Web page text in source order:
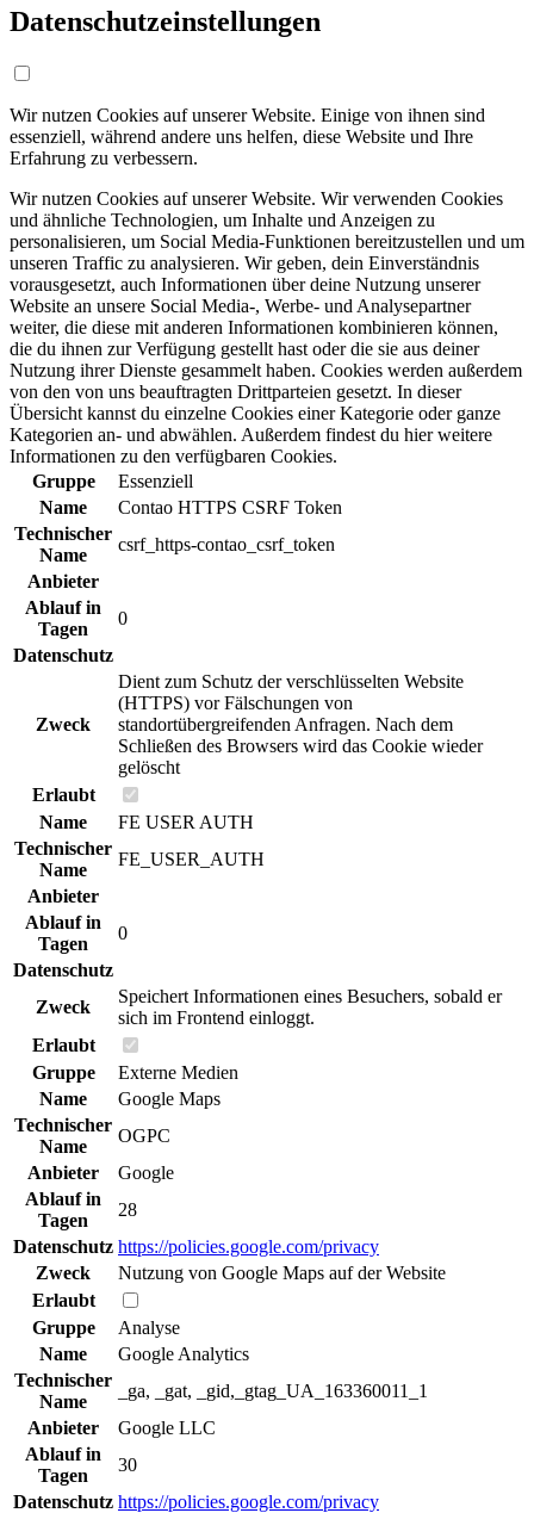
Datenschutzeinstellungen
Wir nutzen Cookies auf unserer Website. Einige von ihnen sind
essenziell, während andere uns helfen, diese Website und Ihre
Erfahrung zu verbessern.
Wir nutzen Cookies auf unserer Website. Wir verwenden Cookies
und ähnliche Technologien, um Inhalte und Anzeigen zu
personalisieren, um Social Media-Funktionen bereitzustellen und um
unseren Traffic zu analysieren. Wir geben, dein Einverständnis
vorausgesetzt, auch Informationen über deine Nutzung unserer
Website an unsere Social Media-, Werbe- und Analysepartner
weiter, die diese mit anderen Informationen kombinieren können,
die du ihnen zur Verfügung gestellt hast oder die sie aus deiner
Nutzung ihrer Dienste gesammelt haben. Cookies werden außerdem
von den von uns beauftragten Drittparteien gesetzt. In dieser
Übersicht kannst du einzelne Cookies einer Kategorie oder ganze
Kategorien an- und abwählen. Außerdem findest du hier weitere
Informationen zu den verfügbaren Cookies.
Gruppe
Essenziell
Name
Contao HTTPS CSRF Token
Technischer
Name
csrf_https-contao_csrf_token
Anbieter
Ablauf in
Tagen
0
Datenschutz
Zweck
Dient zum Schutz der verschlüsselten Website
(HTTPS) vor Fälschungen von
standortübergreifenden Anfragen. Nach dem
Schließen des Browsers wird das Cookie wieder
gelöscht
Erlaubt
Name
FE USER AUTH
Technischer
Name
FE_USER_AUTH
Anbieter
Ablauf in
Tagen
0
Datenschutz
Zweck
Speichert Informationen eines Besuchers, sobald er
sich im Frontend einloggt.
Erlaubt
Gruppe
Externe Medien
Name
Google Maps
Technischer
Name
OGPC
Anbieter
Google
Ablauf in
Tagen
28
Datenschutz https://policies.google.com/privacy
Zweck
Nutzung von Google Maps auf der Website
Erlaubt
Gruppe
Analyse
Name
Google Analytics
Technischer
Name
_ga, _gat, _gid,_gtag_UA_163360011_1
Anbieter
Google LLC
Ablauf in
Tagen
30
Datenschutz https://policies.google.com/privacy